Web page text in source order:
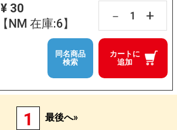
¥ 30
【NM 在庫:6】
－ +
カートに
追加
同名商品
検索
1 最後へ»